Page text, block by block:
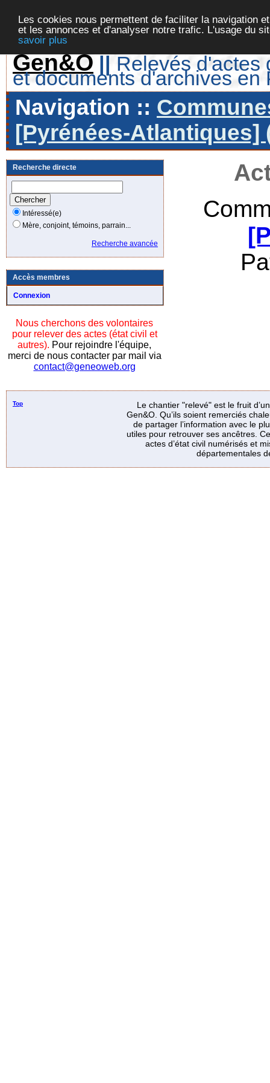
Les cookies nous permettent de faciliter la navigation
et les annonces et d'analyser notre trafic. L'usage du
savoir plus
Gen&O || Relevés d'actes
et documents d'archives en
Navigation ::
[Pyrénées-Atlantiques]
Recherche directe
Intéressé(e)
Mère, conjoint, témoins, parrain...
Recherche avancée
Accès membres
Connexion
Nous cherchons des volontaires
pour relever des actes (état civil et
autres). Pour rejoindre l'équipe,
merci de nous contacter par mail via
contact@geneoweb.org
Top
Le chantier "relevé" est le fruit
Gen&O. Qu’ils soient remerciés
de partager l’information avec le
utiles pour retrouver ses ancêtres.
actes d’état civil numérisés et
départementales